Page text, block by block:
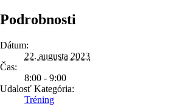
Podrobnosti
Dátum:
22. augusta 2023
Čas:
8:00 - 9:00
Udalosť Kategória:
Tréning